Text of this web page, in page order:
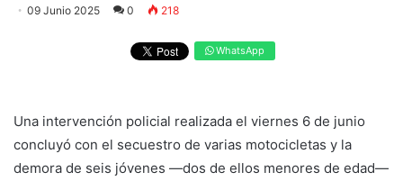
09 Junio 2025 0 218
WhatsApp
Una intervención policial realizada el viernes 6 de junio
concluyó con el secuestro de varias motocicletas y la
demora de seis jóvenes —dos de ellos menores de edad—